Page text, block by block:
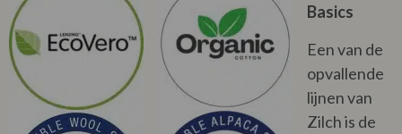
Basics
Een van de
opvallende
lijnen van
Zilch is de